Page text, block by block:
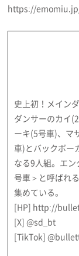
https://
史上初！メイン
ダンサーのカイ
ーキ(5号車)、マ
車)とバックボー
なる9人組。エ
号車＞と呼ばれ
集めている。
[HP] http://
[X]@sd_bt
[TikTok]